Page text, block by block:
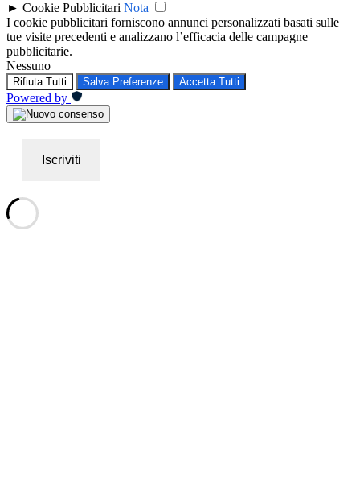
► Cookie Pubblicitari Nota
I cookie pubblicitari forniscono annunci personalizzati basati sulle
tue visite precedenti e analizzano l’efficacia delle campagne
pubblicitarie.
Nessuno
Rifiuta Tutti Salva Preferenze Accetta Tutti
Powered by
Iscriviti